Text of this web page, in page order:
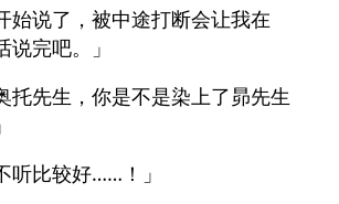
始说了，被中途打断会让我在
完吧。」
托先生，你是不是染上了昴先生
听比较好……！」